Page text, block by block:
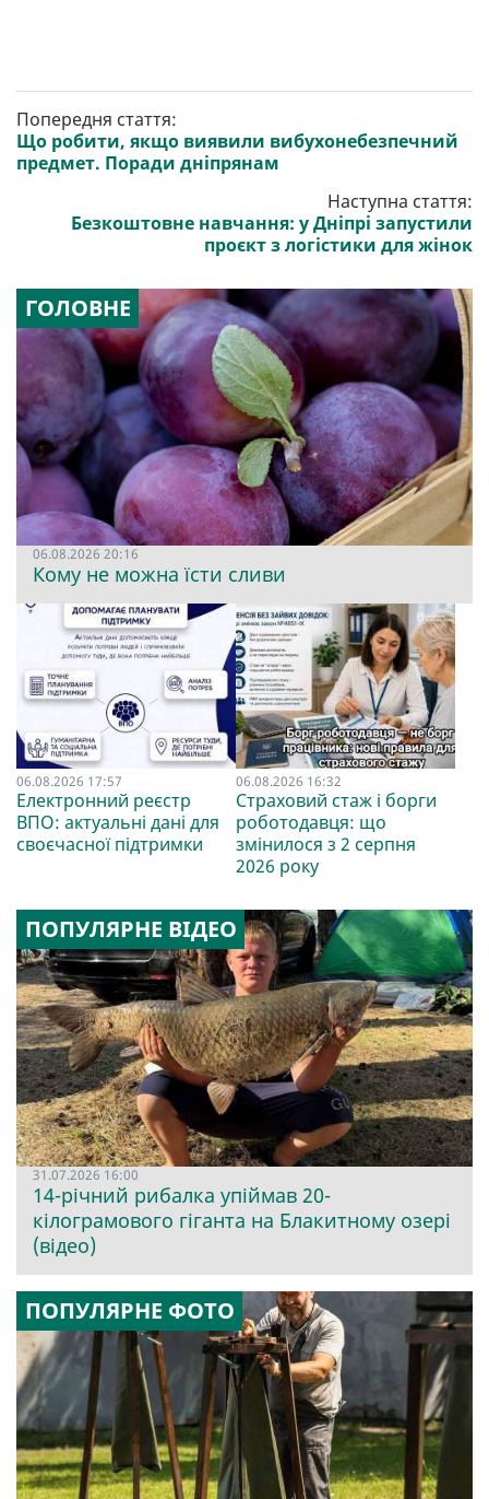
Попередня стаття:
Що робити, якщо виявили вибухонебезпечний
предмет. Поради дніпрянам
Наступна стаття:
Безкоштовне навчання: у Дніпрі запустили
проєкт з логістики для жінок
ГОЛОВНЕ
06.08.2026 20:16
Кому не можна їсти сливи
06.08.2026 17:57
Електронний реєстр
ВПО: актуальні дані для
своєчасної підтримки
06.08.2026 16:32
Страховий стаж і борги
роботодавця: що
змінилося з 2 серпня
2026 року
ПОПУЛЯРНЕ ВІДЕО
31.07.2026 16:00
14-річний рибалка упіймав 20-
кілограмового гіганта на Блакитному озері
(відео)
ПОПУЛЯРНЕ ФОТО